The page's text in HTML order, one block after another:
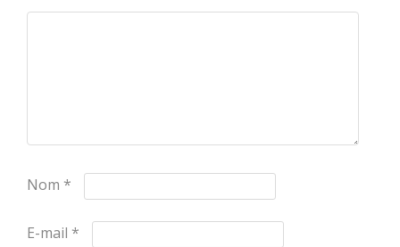
Nom *
E-mail *